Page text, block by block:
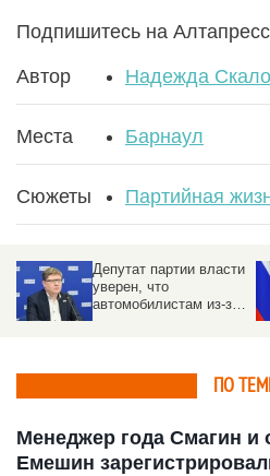
Подпишитесь на
Автор Надежда
Места Барнаул
Сюжеты Партийная
Депутат партии власти
уверен, что
автомобилистам из-за
ПО
Менеджер года Смагин и
Емешин